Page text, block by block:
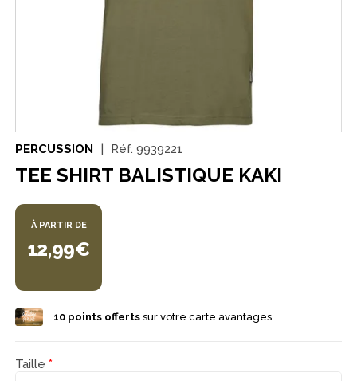
PERCUSSION Réf. 9939221
TEE SHIRT BALISTIQUE KAKI
À PARTIR DE
12,99€
10points offertssur votre carte avantages
Taille